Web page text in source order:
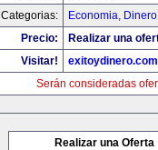
Categorias:
Economia,
Precio:
Realizar una
Visitar!
exitoydinero.com
Serán consideradas
Realizar una Oferta